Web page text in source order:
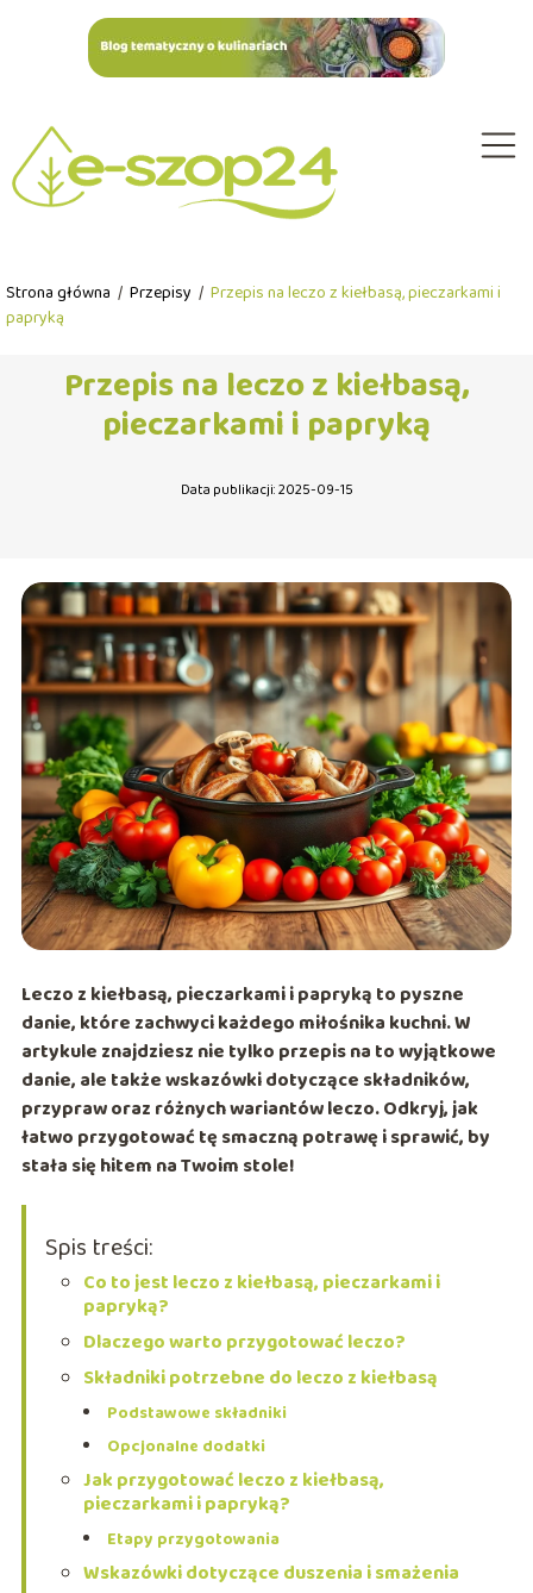
Strona główna / Przepisy / Przepis na leczo z kiełbasą, pieczarkami i
papryką
Przepis na leczo z kiełbasą,
pieczarkami i papryką
Data publikacji: 2025-09-15
Leczo z kiełbasą, pieczarkami i papryką to pyszne
danie, które zachwyci każdego miłośnika kuchni. W
artykule znajdziesz nie tylko przepis na to wyjątkowe
danie, ale także wskazówki dotyczące składników,
przypraw oraz różnych wariantów leczo. Odkryj, jak
łatwo przygotować tę smaczną potrawę i sprawić, by
stała się hitem na Twoim stole!
Spis treści:
Co to jest leczo z kiełbasą, pieczarkami i
papryką?
Dlaczego warto przygotować leczo?
Składniki potrzebne do leczo z kiełbasą
Podstawowe składniki
Opcjonalne dodatki
Jak przygotować leczo z kiełbasą,
pieczarkami i papryką?
Etapy przygotowania
Wskazówki dotyczące duszenia i smażenia